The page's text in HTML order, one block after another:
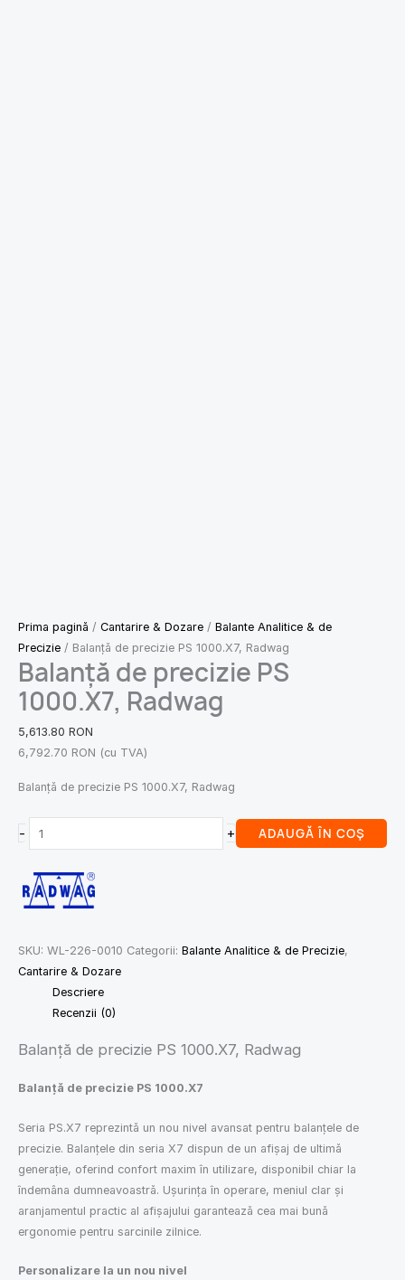
Prima pagină / Cantarire & Dozare / Balante Analitice & de
Precizie / Balanță de precizie PS 1000.X7, Radwag
Balanță de precizie PS
1000.X7, Radwag
5,613.80 RON
6,792.70 RON (cu TVA)
Balanță de precizie PS 1000.X7, Radwag
- + ADAUGĂ ÎN COȘ
SKU: WL-226-0010 Categorii: Balante Analitice & de Precizie,
Cantarire & Dozare
Descriere
Recenzii (0)
Balanță de precizie PS 1000.X7, Radwag
Balanță de precizie PS 1000.X7
Seria PS.X7 reprezintă un nou nivel avansat pentru balanțele de
precizie. Balanțele din seria X7 dispun de un afișaj de ultimă
generație, oferind confort maxim în utilizare, disponibil chiar la
îndemâna dumneavoastră. Ușurința în operare, meniul clar și
aranjamentul practic al afișajului garantează cea mai bună
ergonomie pentru sarcinile zilnice.
Personalizare la un nou nivel